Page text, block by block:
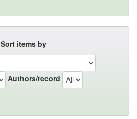
Sort items by
Authors/record